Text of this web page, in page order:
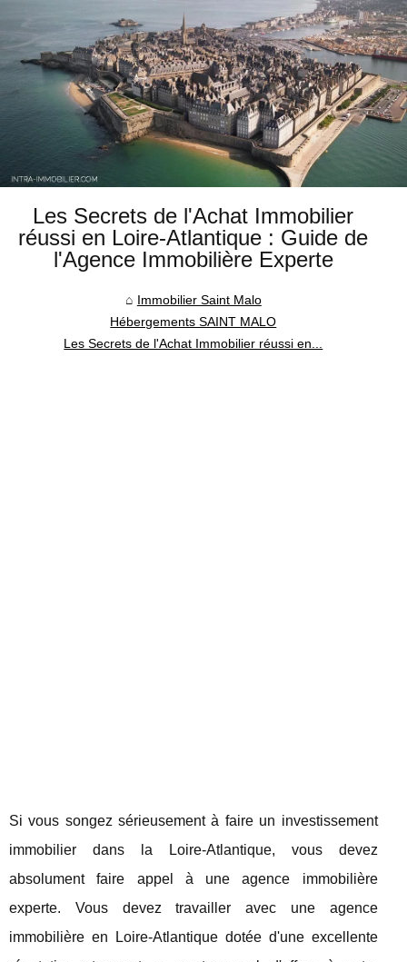
Les Secrets de l'Achat Immobilier
réussi en Loire-Atlantique : Guide de
l'Agence Immobilière Experte
Immobilier Saint Malo
Hébergements SAINT MALO
Les Secrets de l'Achat Immobilier réussi en...
Si vous songez sérieusement à faire un investissement
immobilier dans la Loire-Atlantique, vous devez
absolument faire appel à une agence immobilière
experte. Vous devez travailler avec une agence
immobilière en Loire-Atlantique dotée d'une excellente